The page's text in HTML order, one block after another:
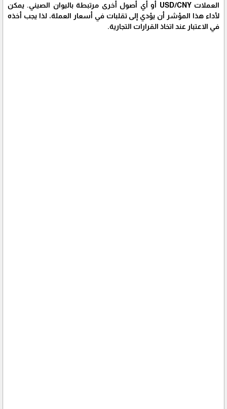
العملات USD/CNY أو أي أصول أخرى مرتبطة باليوان الصيني. يمكن
لأداء هذا المؤشر أن يؤدي إلى تقلبات في أسعار العملة، لذا يجب أخذه
في الاعتبار عند اتخاذ القرارات التجارية.